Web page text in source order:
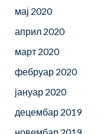
мај 2020
април 2020
март 2020
фебруар 2020
јануар 2020
децембар 2019